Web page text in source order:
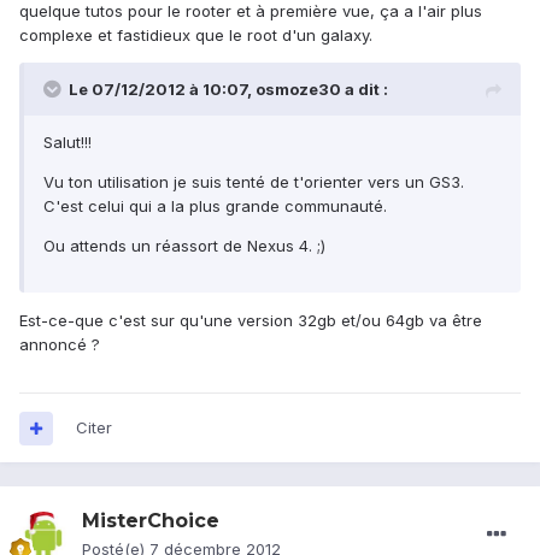
quelque tutos pour le rooter et à première vue, ça a l'air plus
complexe et fastidieux que le root d'un galaxy.
Le 07/12/2012 à 10:07, osmoze30 a dit :
Salut!!!
Vu ton utilisation je suis tenté de t'orienter vers un GS3.
C'est celui qui a la plus grande communauté.
Ou attends un réassort de Nexus 4. ;)
Est-ce-que c'est sur qu'une version 32gb et/ou 64gb va être
annoncé ?
Citer
MisterChoice
Posté(e) 7 décembre 2012